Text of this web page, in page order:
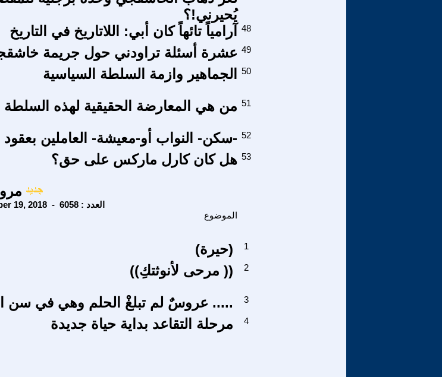
يُحيرني!؟
آرامياً تائهاً كان أبي: اللاتاريخ في التاريخ 48
عشرة أسئلة تراودني حول جريمة 49
الجماهير وازمة السلطة السياسية 50
من هي المعارضة الحقيقية لهذه السلطة 51
-سكن- النواب أو-معيشة- العاملين 52
هل كان كارل ماركس على حق؟ 53
Monday - Monday, November 19, 2018 - العدد : 6058
الموضوع
(حيرة) 1
((مرحى لأنوثتكِ )) 2
عروسٌ لم تبلغْ الحلم وهي في سن الخمسين ..... 3
مرحلة التقاعد بداية حياة جديدة 4